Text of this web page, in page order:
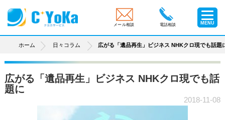
メール相談 電話相談 MENU
ホーム 日々コラム 広がる「遺品再生」ビジネス NHKクロ現でも話題
広がる「遺品再生」ビジネス NHKクロ現でも話
題に
2018-11-08